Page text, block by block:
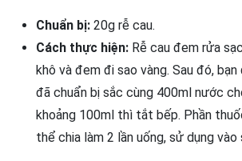
Chuẩn bị: 20g rễ cau.
Cách thực hiện: Rễ cau đem rửa
khô và đem đi sao vàng. Sau đó,
đã chuẩn bị sắc cùng 400ml nước
khoảng 100ml thì tắt bếp. Phần
thể chia làm 2 lần uống, sử dụng vào